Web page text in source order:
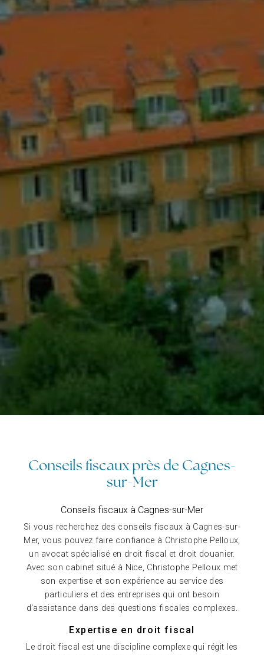
Conseils fiscaux près de Cagnes-
sur-Mer
Conseils fiscaux à Cagnes-sur-Mer
Si vous recherchez des conseils fiscaux à Cagnes-sur-
Mer, vous pouvez faire confiance à Christophe Pelloux,
un avocat spécialisé en droit fiscal et droit douanier.
Avec son cabinet situé à Nice, Christophe Pelloux met
son expertise et son expérience au service des
particuliers et des entreprises qui ont besoin
d'assistance dans des questions fiscales complexes.
Expertise en droit fiscal
Le droit fiscal est une discipline complexe qui régit les